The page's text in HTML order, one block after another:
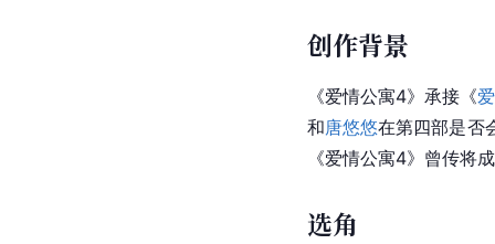
创作背景
《爱情公寓4》承接《
和唐悠悠在第四部是否
《爱情公寓4》曾传将
选角